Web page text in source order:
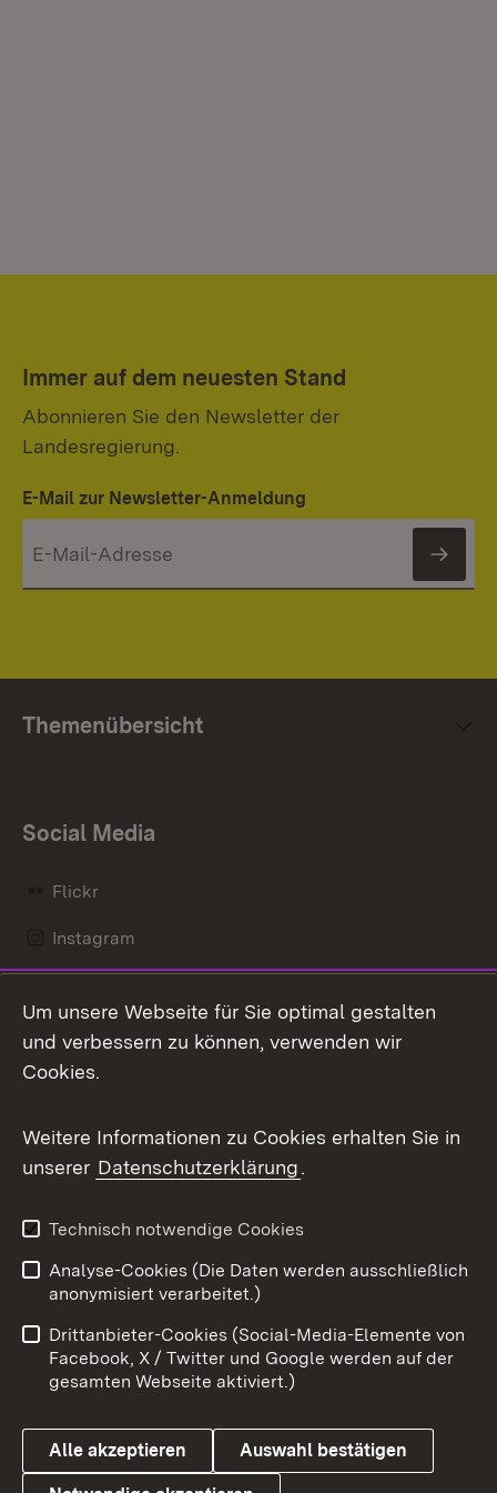
Immer auf dem neuesten Stand
Abonnieren Sie den Newsletter der
Landesregierung.
E-Mail zur Newsletter-Anmeldung
Themenübersicht
Social Media
Flickr
Instagram
Mastodon
Messenger
Social Wall
X / Twitter
Youtube
Benutzungshinweise
Barrierefreiheit
Datenschutz
Cookies
Um unsere Webseite für Sie optimal gestalten
und verbessern zu können, verwenden wir
Cookies.
Weitere Informationen zu Cookies erhalten Sie in
unserer Datenschutzerklärung.
Technisch notwendige Cookies
Analyse-Cookies (Die Daten werden ausschließlich
anonymisiert verarbeitet.)
Drittanbieter-Cookies (Social-Media-Elemente von
Facebook, X / Twitter und Google werden auf der
gesamten Webseite aktiviert.)
Alle akzeptieren Auswahl bestätigen